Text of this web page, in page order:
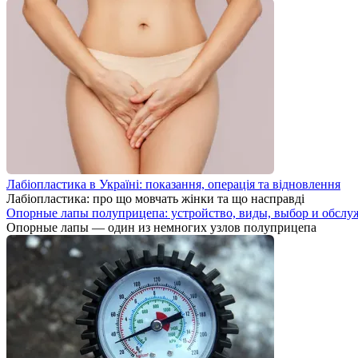
Лабіопластика в Україні: показання, операція та відновлення
Лабіопластика: про що мовчать жінки та що насправді
Опорные лапы полуприцепа: устройство, виды, выбор и
Опорные лапы — один из немногих узлов полуприцепа